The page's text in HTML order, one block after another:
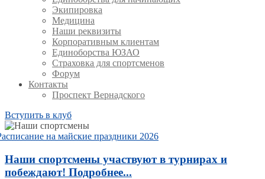
Экипировка
Медицина
Наши реквизиты
Корпоративным клиентам
Единоборства ЮЗАО
Страховка для спортсменов
Форум
Контакты
Проспект Вернадского
Вступить в клуб
на майские праздники 2026
Наши спортсмены участвуют в турнирах и
побеждают! Подробнее...